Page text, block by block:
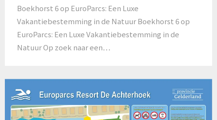
Boekhorst 6 op EuroParcs: Een Luxe
Vakantiebestemming in de Natuur Boekhorst 6 op
EuroParcs: Een Luxe Vakantiebestemming in de
Natuur Op zoek naar een…